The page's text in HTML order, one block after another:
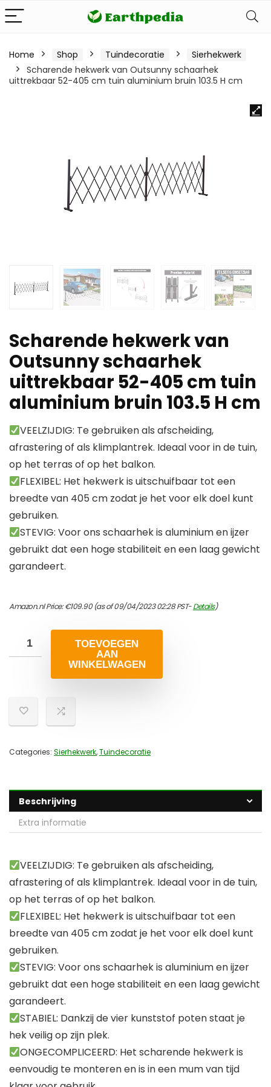
Home Shop Tuindecoratie
Sierhekwerk
Scharende hekwerk van Outsunny schaarhek
uittrekbaar 52-405 cm tuin aluminium bruin 103.5 H cm
Scharende hekwerk van
Outsunny schaarhek
uittrekbaar 52-405 cm tuin
aluminium bruin 103.5 H cm
VEELZIJDIG: Te gebruiken als afscheiding,
afrastering of als klimplantrek. Ideaal voor in de tuin,
op het terras of op het balkon.
FLEXIBEL: Het hekwerk is uitschuifbaar tot een
breedte van 405 cm zodat je het voor elk doel kunt
gebruiken.
STEVIG: Voor ons schaarhek is aluminium en ijzer
gebruikt dat een hoge stabiliteit en een laag gewicht
garandeert.
Amazon.nl Price:€109.90(as of 09/04/2023 02:28 PST-Details)
TOEVOEGEN
AAN
WINKELWAGEN
Categories: Sierhekwerk,Tuindecoratie
Beschrijving
Extra informatie
VEELZIJDIG: Te gebruiken als afscheiding,
afrastering of als klimplantrek. Ideaal voor in de tuin,
op het terras of op het balkon.
FLEXIBEL: Het hekwerk is uitschuifbaar tot een
breedte van 405 cm zodat je het voor elk doel kunt
gebruiken.
STEVIG: Voor ons schaarhek is aluminium en ijzer
gebruikt dat een hoge stabiliteit en een laag gewicht
garandeert.
STABIEL: Dankzij de vier kunststof poten staat je
hek veilig op zijn plek.
ONGECOMPLICEERD: Het scharende hekwerk is
eenvoudig te monteren en is in een mum van tijd